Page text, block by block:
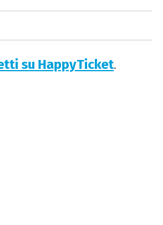
su HappyTicket.